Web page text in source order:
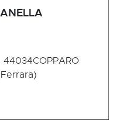
44034COPPARO